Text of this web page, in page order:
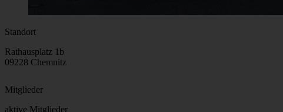
Standort
Rathausplatz 1b
09228 Chemnitz
Mitglieder
aktive Mitglieder